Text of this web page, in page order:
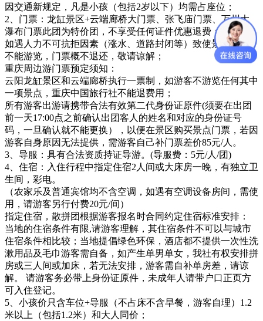
因交通新规定，凡是小孩（包括2岁以下）均需占座位；
2、门票：龙缸景区+云端廊桥大门票、张飞庙门票、万州大
瀑布门票此团为特价团，不享受任何证件优惠退费；
如遇人力不可抗拒因素（涨水、道路封闭等）致使景区关闭，
不能游览，门票概不退还，敬请谅解；
重庆周边游门票预定须知：
云阳龙缸景区和云端廊桥执行一票制，如游客不游览任何其中
一项景点，重庆中国旅行社不能退费用；
所有游客出游请携带合法有效第二代身份证原件(须要在出团
前一天17:00点之前确认出团客人的姓名和对应的身份证号
码，一旦确认就不能更换），以便在景区购买景点门票，若因
游客自身原因无法提供，需游客自己补门票差价85元/人。
3、导服：具有合法资质持证导游。(导服费：5元/人/团)
4、住宿：入住行程中指定住宿2人间或大床房一晚，有独立卫
生间，彩电。
（农家乐及普通宾馆均不含空调，如遇有空调设备房间，需使
用，请游客另行付费20元/间）
指定住宿，散拼团根据游客报名时合同约定住宿标准安排：
当地的住宿条件有限,请游客理解，其住宿条件不可以与城市
住宿条件相比较；当地提倡绿色环保，酒店都不提供一次性洗
漱用品及毛巾游客需自备，如产生单男单女，我社有权安排拼
房或三人间或加床，若无法安排，游客需自补单房差，请谅
解。 请游客务必带上身份证原件，未成年人请带户口正页方
可入住登记。
5、小孩价只含车位+导服（不占床不含早餐，游客自理）1.2
米以上（包括1.2米）和大人同价；